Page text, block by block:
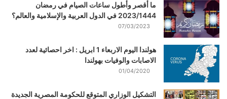
ما أقصر وأطول ساعات الصيام في رمضان
2023/1444 في الدول العربية والإسلامية والعالم؟
07/03/2023
هولندا اليوم الاربعاء 1 ابريل : اخر احصائية لعدد
الاصابات والوفيات بهولندا
01/04/2020
التشكيل الوزاري المتوقع للحكومة المصرية الجديدة